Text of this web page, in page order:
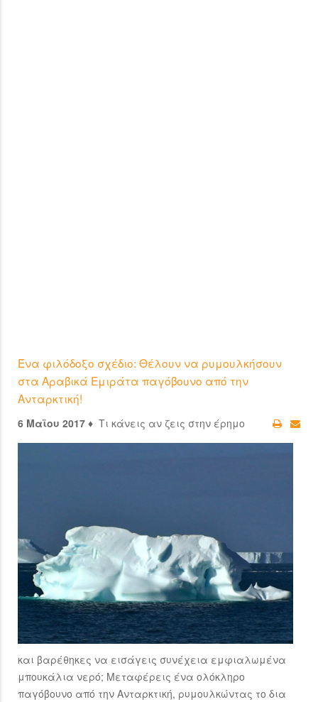
Ένα φιλόδοξο σχέδιο: Θέλουν να ρυμουλκήσουν
στα Αραβικά Εμιράτα παγόβουνο από την
Ανταρκτική!
6 Μαϊου 2017 ♦ Τι κάνεις αν ζεις στην έρημο
και βαρέθηκες να εισάγεις συνέχεια εμφιαλωμένα
μπουκάλια νερό; Μεταφέρεις ένα ολόκληρο
παγόβουνο από την Ανταρκτική, ρυμουλκώντας το δια